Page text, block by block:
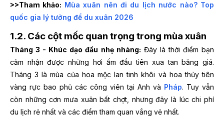
>>Tham khảo: Mùa xuân nên đi du lịch nước nào? Top
quốc gia lý tưởng để du xuân 2026
1.2. Các cột mốc quan trọng trong mùa xuân
Tháng 3 - Khúc dạo đầu nhẹ nhàng: Đây là thời điểm bạn
cảm nhận được những hơi ấm đầu tiên xua tan băng giá.
Tháng 3 là mùa của hoa mộc lan tinh khôi và hoa thủy tiên
vàng rực bao phủ các công viên tại Anh và Pháp. Tuy vẫn
còn những cơn mưa xuân bất chợt, nhưng đây là lúc chi phí
du lịch rẻ nhất và các điểm tham quan vắng vẻ nhất.